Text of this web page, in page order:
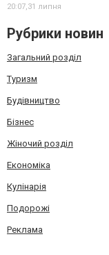
20:07,31 липня
Рубрики новин
Загальний розділ
Туризм
Будівництво
Бізнес
Жіночий розділ
Економіка
Кулінарія
Подорожі
Реклама